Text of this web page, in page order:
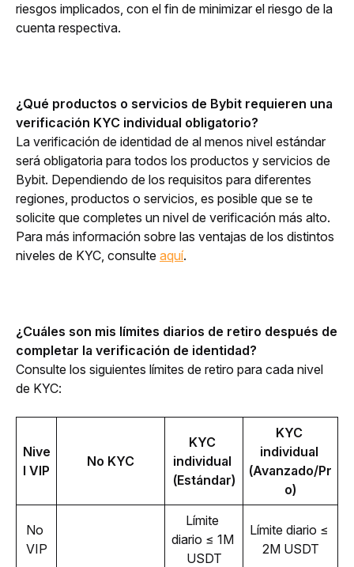
riesgos implicados, con el fin de minimizar el riesgo de la
cuenta respectiva.
¿Qué productos o servicios de Bybit requieren una
verificación KYC individual obligatorio?
La verificación de identidad de al menos nivel estándar
será obligatoria para todos los productos y servicios de
Bybit. Dependiendo de los requisitos para diferentes
regiones, productos o servicios, es posible que se te
solicite que completes un nivel de verificación más alto.
Para más información sobre las ventajas de los distintos
niveles de KYC, consulte aquí.
¿Cuáles son mis límites diarios de retiro después de
completar la verificación de identidad?
Consulte los siguientes límites de retiro para cada nivel
de KYC:
Nive
l VIP
No KYC
KYC
individual
(Estándar)
KYC
individual
(Avanzado/Pr
o)
No
VIP
Límite
diario ≤ 1M
USDT
Límite diario ≤
2M USDT